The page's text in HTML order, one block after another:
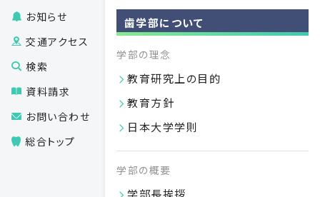
お知らせ
交通アクセス
検索
資料請求
お問い合わせ
総合トップ
歯学部について
学部の理念
教育研究上の目的
教育方針
日本大学学則
学部の概要
学部長挨拶
07.27
2026